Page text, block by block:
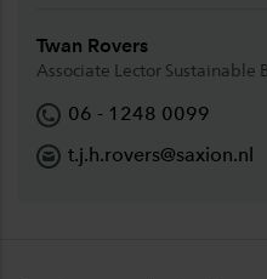
Twan Rovers
Associate Lector Sustainable
06 - 1248 0099
t.j.h.rovers@saxion.nl